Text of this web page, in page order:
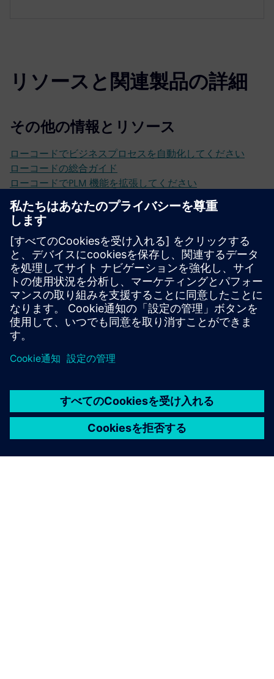
リソースと関連製品の詳細
その他の情報とリソース
ローコードでビジネスプロセスを自動化してください
ローコードの総合ガイド
ローコードでPLM 機能を拡張してください
ローコードとAIによって製造業務がより効率的になる理由
カスタマーケース Eneco
顧客事例：ExP Realtyさん
顧客事例 KPN
顧客事例マーリーズ・デッカーズ
カスタマーケース CED
必要条件